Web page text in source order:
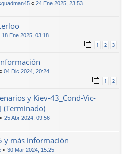
« 24 Ene 2025, 23:53
18 Ene 2025, 03:18
1 2 3
« 04 Dic 2024, 20:24
1 2
y Kiev-43_Cond-Vic-
(Terminado)
« 25 Abr 2024, 09:56
y más información
« 30 Mar 2024, 15:25